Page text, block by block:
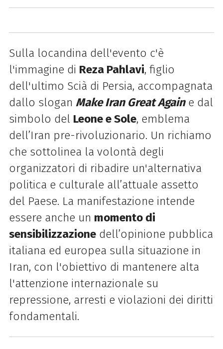
Sulla locandina dell'evento c'è
l'immagine di Reza Pahlavi, figlio
dell'ultimo Scià di Persia, accompagnata
dallo slogan Make Iran Great Againe dal
simbolo del Leone e Sole, emblema
dell’Iran pre-rivoluzionario. Un richiamo
che sottolinea la volontà degli
organizzatori di ribadire un'alternativa
politica e culturale all’attuale assetto
del Paese. La manifestazione intende
essere anche un momento di
sensibilizzazionedell’opinione pubblica
italiana ed europea sulla situazione in
Iran, con l'obiettivo di mantenere alta
l'attenzione internazionale su
repressione, arresti e violazioni dei diritti
fondamentali.